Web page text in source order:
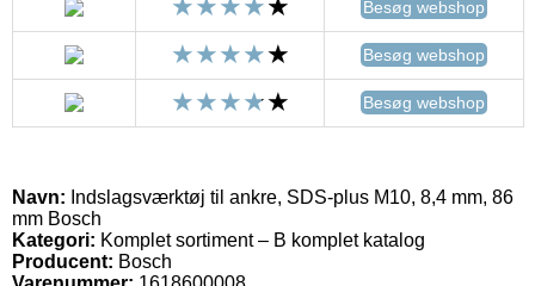
Besøg webshop
Besøg webshop
Besøg webshop
Navn: Indslagsværktøj til ankre, SDS-plus M10, 8,4 mm, 86
mm Bosch
Kategori: Komplet sortiment – B komplet katalog
Producent: Bosch